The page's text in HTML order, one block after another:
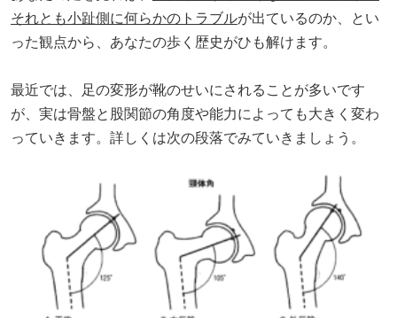
それとも小趾側に何らかのトラブルが出ているのか、とい
った観点から、あなたの歩く歴史がひも解けます。
最近では、足の変形が靴のせいにされることが多いです
が、実は骨盤と股関節の角度や能力によっても大きく変わ
っていきます。詳しくは次の段落でみていきましょう。